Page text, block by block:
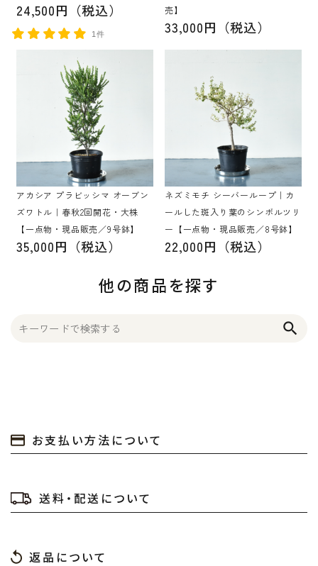
24,500円（税込）
1件
売】
33,000円（税込）
アカシア プラビッシマ オーブン
ズワトル｜春秋2回開花・大株
【一点物・現品販売／9号鉢】
35,000円（税込）
ネズミモチ シーバーループ｜カ
ールした斑入り葉のシンボルツリ
ー【一点物・現品販売／8号鉢】
22,000円（税込）
他の商品を探す
search
お支払い方法について
送料・配送について
返品について